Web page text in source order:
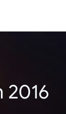
2016